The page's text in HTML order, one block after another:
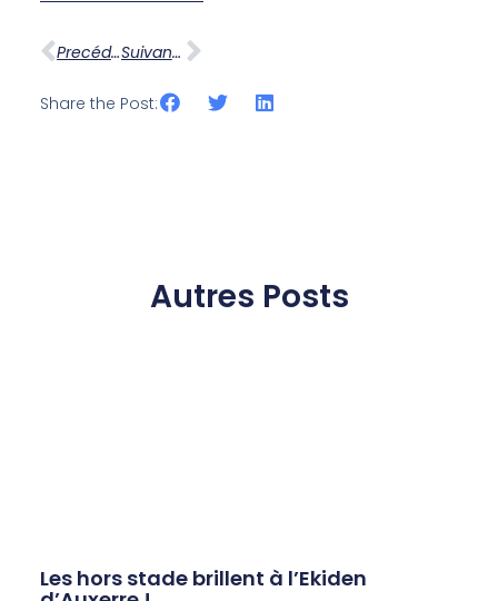
Precédent ... Suivant...
Share the Post:
Autres Posts
Les hors stade brillent à l’Ekiden